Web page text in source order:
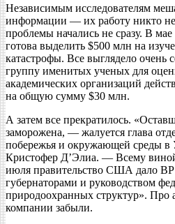
Независимым исследователям
информации — их работу никто
проблемы начались не сразу. В
готова выделить $500 млн на
катастрофы. Все выглядело очень
группу именитых ученых для
академических организаций
на общую сумму $30 млн.
А затем все прекратилось.
заморожена, — жалуется глава
побережья и окружающей среды в
Кристофер Д’Элиа. — Всему
июля правительство США дало BP
губернаторами и руководством
природоохранных структур». Про
компании забыли.